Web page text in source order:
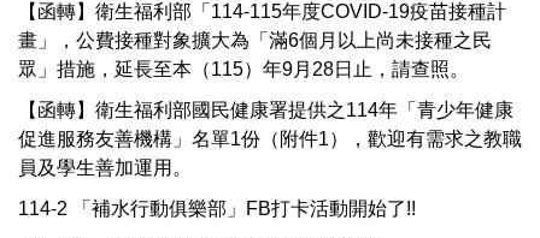
最新消息
關於我們
成員簡介
【函轉】衛生福利部「114-115年度COVID-19疫苗接種計
畫」，公費接種對象擴大為「滿6個月以上尚未接種之民
眾」措施，延長至本（115）年9月28日止，請查照。
【函轉】衛生福利部國民健康署提供之114年「青少年健康
促進服務友善機構」名單1份（附件1），歡迎有需求之教職
員及學生善加運用。
114-2 「補水行動俱樂部」FB打卡活動開始了!!